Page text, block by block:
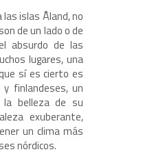
islas Åland, no
de un lado o de
absurdo de las
lugares, una
sí es cierto es
finlandeses, un
belleza de su
exuberante,
un clima más
nórdicos.